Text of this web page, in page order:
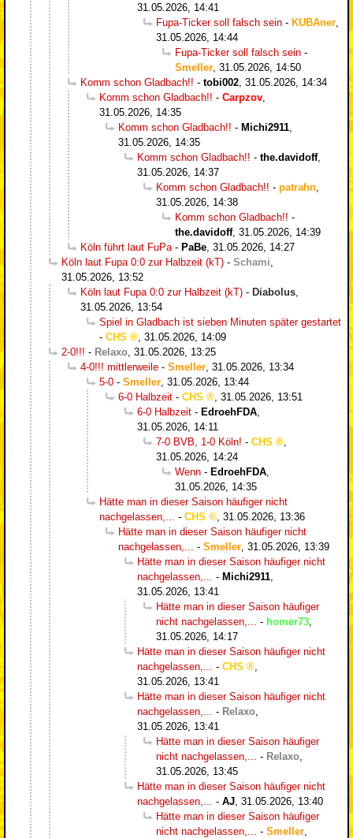
31.05.2026, 14:41
Fupa-Ticker soll falsch sein - KUBAner
31.05.2026, 14:44
Fupa-Ticker soll falsch sein -
Smeller 31.05.2026, 14:50
Komm schon Gladbach!! - tobi002 31.05.2026, 14:34
Komm schon Gladbach!! - Carpzov
31.05.2026, 14:35
Komm schon Gladbach!! - Michi2911
31.05.2026, 14:35
Komm schon Gladbach!! - the.davidoff,
31.05.2026, 14:37
Komm schon Gladbach!! - patrahn
31.05.2026, 14:38
Komm schon Gladbach!! -
the.davidoff, 31.05.2026, 14:39
Köln führt laut FuPa - PaBe 31.05.2026, 14:27
Köln laut Fupa 0:0 zur Halbzeit (kT) - Schami
31.05.2026, 13:52
Köln laut Fupa 0:0 zur Halbzeit (kT) - Diabolus
31.05.2026, 13:54
Spiel in Gladbach ist sieben Minuten später gestartet
- CHS
31.05.2026, 14:09
2-0!!! - Relaxo 31.05.2026, 13:25
4-0!!! mittlerweile - Smeller 31.05.2026, 13:34
5-0 - Smeller 31.05.2026, 13:44
6-0 Halbzeit - CHS
31.05.2026, 13:51
6-0 Halbzeit - EdroehFDA
31.05.2026, 14:11
7-0 BVB, 1-0 Köln! - CHS
31.05.2026, 14:24
Wenn - EdroehFDA
31.05.2026, 14:35
Hätte man in dieser Saison häufiger nicht
nachgelassen,...
- CHS
31.05.2026, 13:36
Hätte man in dieser Saison häufiger nicht
nachgelassen,...
- Smeller 31.05.2026, 13:39
Hätte man in dieser Saison häufiger nicht
nachgelassen,...
- Michi2911
31.05.2026, 13:41
Hätte man in dieser Saison häufiger
nicht nachgelassen,...
- homer73
31.05.2026, 14:17
Hätte man in dieser Saison häufiger nicht
nachgelassen,...
- CHS
31.05.2026, 13:41
Hätte man in dieser Saison häufiger nicht
nachgelassen,...
- Relaxo
31.05.2026, 13:41
Hätte man in dieser Saison häufiger
nicht nachgelassen,...
- Relaxo
31.05.2026, 13:45
Hätte man in dieser Saison häufiger nicht
nachgelassen,...
- AJ 31.05.2026, 13:40
Hätte man in dieser Saison häufiger
nicht nachgelassen,...
- Smeller